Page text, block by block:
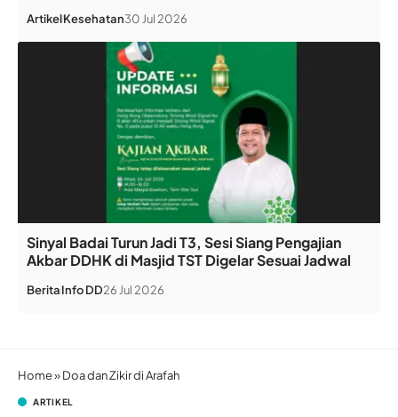
ArtikelKesehatan30 Jul 2026
Sinyal Badai Turun Jadi T3, Sesi Siang Pengajian
Akbar DDHK di Masjid TST Digelar Sesuai Jadwal
BeritaInfo DD26 Jul 2026
Home»Doa dan Zikir di Arafah
ARTIKEL